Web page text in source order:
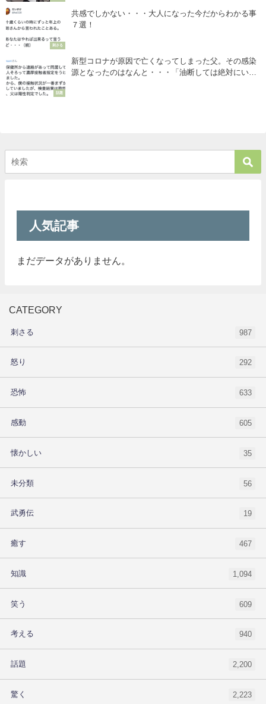
刺さる
共感でしかない・・・大人になった今だからわかる事
７選！
話題
新型コロナが原因で亡くなってしまった父。その感染
源となったのはなんと・・・「油断しては絶対にいけ
人気記事
まだデータがありません。
CATEGORY
刺さる 987
怒り 292
恐怖 633
感動 605
懐かしい 35
未分類 56
武勇伝 19
癒す 467
知識 1,094
笑う 609
考える 940
話題 2,200
驚く 2,223